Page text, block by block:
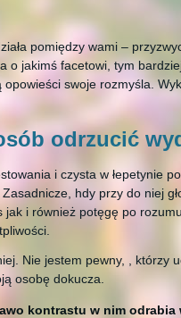
pomiędzy wami –
o jakimś facetowi, tym
swoje rozmyśla.
odrzucić
i czysta w łepetynie
hdy przy do niej
jak i również potęgę po
Nie jestem pewny, , którzy
osobę dokucza.
kontrastu w nim odrabia